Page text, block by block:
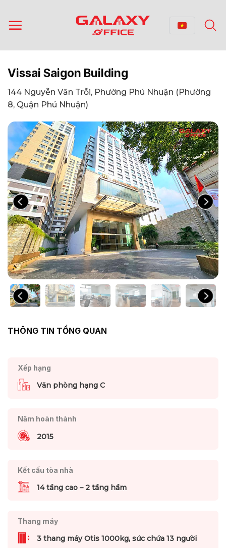
qua
nội
Vissai Saigon Building
144 Nguyễn Văn Trỗi, Phường Phú Nhuận (Phường
8, Quận Phú Nhuận)
THÔNG TIN TỔNG QUAN
Xếp hạng
Văn phòng hạng C
Năm hoàn thành
2015
Kết cấu tòa nhà
14 tầng cao – 2 tầng hầm
Thang máy
3 thang máy Otis 1000kg, sức chứa 13 người